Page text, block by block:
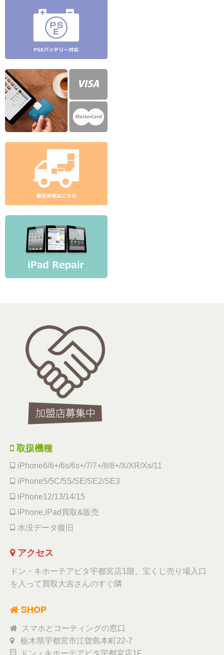
取扱機種
iPhone6/6+/6s/6s+/7/7+/8/8+/X/XR/Xs/11
iPhone5/5C/5S/SE/SE2/SE3
iPhone12/13/14/15
iPhone,iPad買取&販売
水没データ復旧
アクセス
ドン・キホーテアピタ宇都宮店1階、宝くじ売り場入口
を入って買取大吉さんのすぐ隣
SHOP
スマホとコーティングの窓口
栃木県宇都宮市江曽島本町22-7